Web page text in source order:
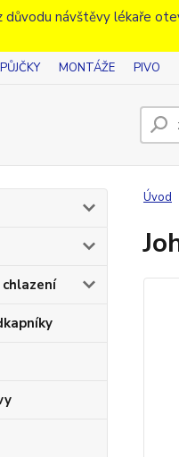
důvodu návštěvy lékaře
MONTÁŽE PIVO
Úvod